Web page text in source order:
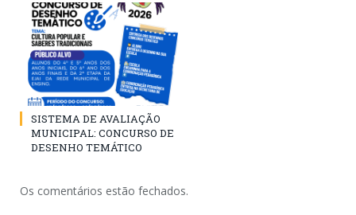
SISTEMA DE AVALIAÇÃO
MUNICIPAL: CONCURSO DE
DESENHO TEMÁTICO
Os comentários estão fechados.